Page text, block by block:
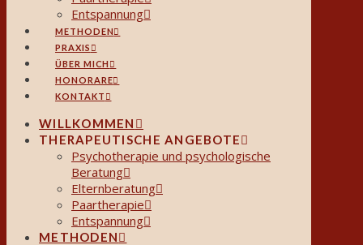
Entspannung
METHODEN
PRAXIS
ÜBER MICH
HONORARE
KONTAKT
WILLKOMMEN
THERAPEUTISCHE ANGEBOTE
Psychotherapie und psychologische
Beratung
Elternberatung
Paartherapie
Entspannung
METHODEN